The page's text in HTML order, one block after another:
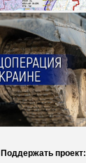
Поддержать проект: